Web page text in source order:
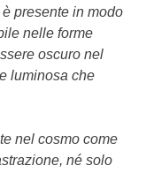
presente in modo
nelle forme
oscuro nel
luminosa che
nel cosmo come
né solo